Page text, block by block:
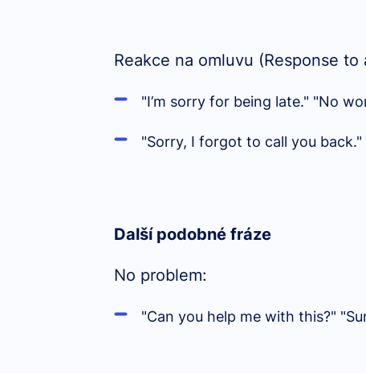
Reakce na omluvu (Response to
"I’m sorry for being late." "No
"Sorry, I forgot to call you
Další podobné fráze
No problem:
"Can you help me with this?"